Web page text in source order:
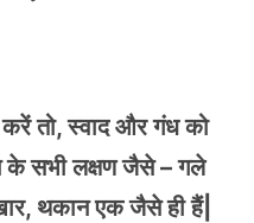
करें तो, स्वाद और गंध को
के सभी लक्षण जैसे – गले
थकान एक जैसे ही हैं|